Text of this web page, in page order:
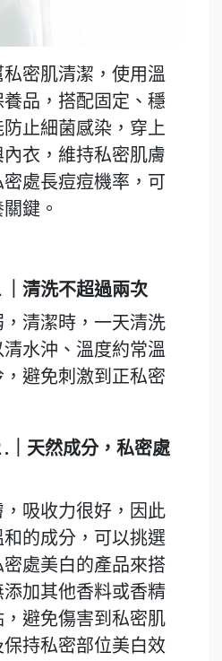
密肌清潔，使用溫
品，搭配固定、穩
止細菌感染，穿上
衣，維持私密肌膚
處長痘痘機率，可
鍵。
清洗不超過兩次
清潔時，一天清洗
水沖、溫度約常溫
避免刺激到正私密
天然成分， 私密處
吸收力很好，因此
和的成分，可以挑選
處美白的產品來搭
添加其他香料或香精
避免傷害到私密肌
持私密部位美白效